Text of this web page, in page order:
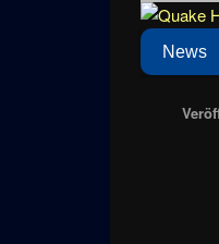
Hauptmenü
News